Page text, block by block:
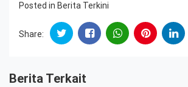
Posted in Berita Terkini
Share:
Berita Terkait